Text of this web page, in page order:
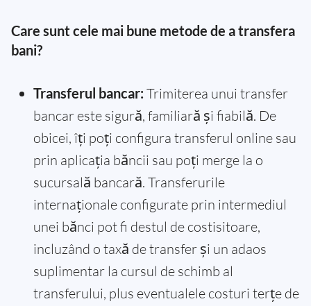
Care sunt cele mai bune metode de a transfera
bani?
Transferul bancar: Trimiterea unui transfer
bancar este sigură, familiară și fiabilă. De
obicei, îți poți configura transferul online sau
prin aplicația băncii sau poți merge la o
sucursală bancară. Transferurile
internaționale configurate prin intermediul
unei bănci pot fi destul de costisitoare,
incluzând o taxă de transfer și un adaos
suplimentar la cursul de schimb al
transferului, plus eventualele costuri terțe de